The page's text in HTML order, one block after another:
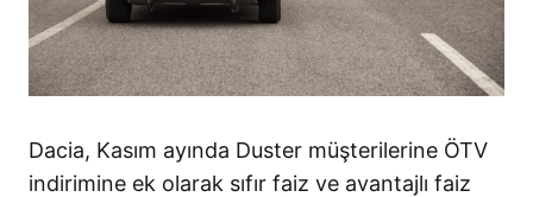
Dacia, Kasım ayında Duster müşterilerine ÖTV
indirimine ek olarak sıfır faiz ve avantajlı faiz